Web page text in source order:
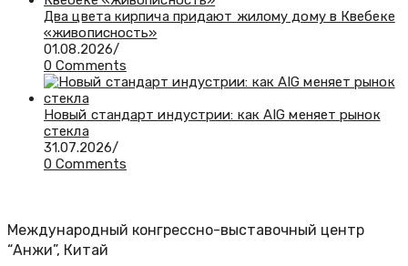
Два цвета кирпича придают жилому дому в Квебеке
«живописность»
01.08.2026/
0 Comments
Новый стандарт индустрии: как AIG меняет рынок
стекла
31.07.2026/
0 Comments
Международный конгрессно-выставочный центр
“Анжи”, Китай